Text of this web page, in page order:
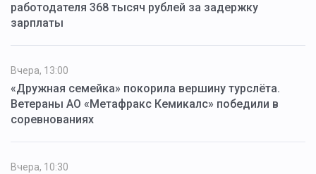
работодателя 368 тысяч рублей за задержку
зарплаты
Вчера, 13:00
«Дружная семейка» покорила вершину турслёта.
Ветераны АО «Метафракс Кемикалс» победили в
соревнованиях
Вчера, 10:30